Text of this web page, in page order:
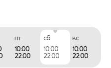
пт
10:00
22:00
сб
10:00
22:00
вс
10:00
22:00